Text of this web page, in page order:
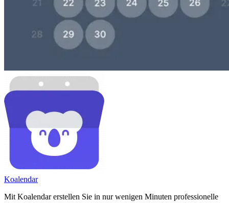
Koalendar
Mit Koalendar erstellen Sie in nur wenigen Minuten professionelle